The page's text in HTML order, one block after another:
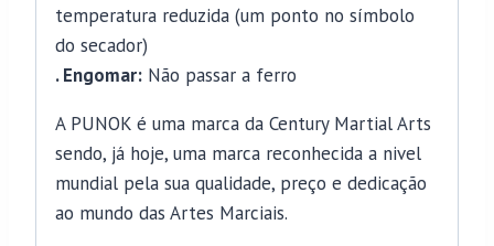
temperatura reduzida (um ponto no símbolo
do secador)
. Engomar: Não passar a ferro
A PUNOK é uma marca da Century Martial Arts
sendo, já hoje, uma marca reconhecida a nivel
mundial pela sua qualidade, preço e dedicação
ao mundo das Artes Marciais.